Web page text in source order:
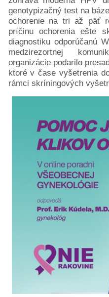
genotypizačný test na
ochorenie na tri až päť
príčinu ochorenia ešte
diagnostiku odporúčanú
medzirezortnej
organizácie podarilo
ktoré v čase vyšetrenia
rámci skríningových